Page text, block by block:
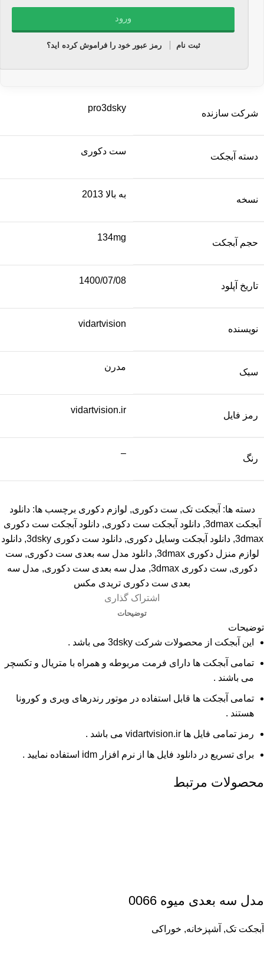
ثبت نام رمز عبور خود را فراموش کرده اید؟
شرکت سازنده
pro3dsky
دسته آبجکت
ست دکوری
نسخه
به بالا 2013
حجم آبجکت
134mg
تاریخ آپلود
1400/07/08
نویسنده
vidartvision
سبک
مدرن
رمز فایل
vidartvision.ir
رنگ
–
دسته ها: آبجکت تک, ست دکوری, لوازم دکوری برچسب ها: دانلود
آبجکت 3dmax
, دانلود آبجکت ست دکوری, دانلود آبجکت ست دکوری
3dmax
, دانلود آبجکت وسایل دکوری, دانلود ست دکوری 3dsky , دانلود
لوازم منزل دکوری 3dmax
, دانلود مدل سه بعدی ست دکوری, ست
دکوری, ست دکوری 3dmax , مدل سه بعدی ست دکوری, مدل سه
بعدی ست دکوری تریدی مکس
اشتراک گذاری
توضیحات
توضیحات
این آبجکت از محصولات شرکت 3dsky می باشد .
تمامی آبجکت ها دارای فرمت مربوطه و همراه با متریال و تکسچر
می باشند .
تمامی آبجکت ها قابل استفاده در موتور رندرهای ویری و کورونا
هستند .
رمز تمامی فایل ها vidartvision.ir می باشد .
برای تسریع در دانلود فایل ها از نرم افزار idm استفاده نمایید .
محصولات مرتبط
مدل سه بعدی میوه 0066
آبجکت تک, آشپزخانه, خوراکی